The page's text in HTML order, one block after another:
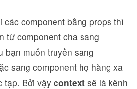
các component bằng props thì
từ component cha sang
bạn muốn truyền sang
sang component họ hàng xa
tạp. Bởi vậy context sẽ là kênh